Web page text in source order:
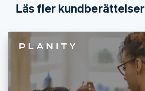
Läs fler kundberättelser
English
Finland
EnglishSvenska
Förenade Arabemiraten
English